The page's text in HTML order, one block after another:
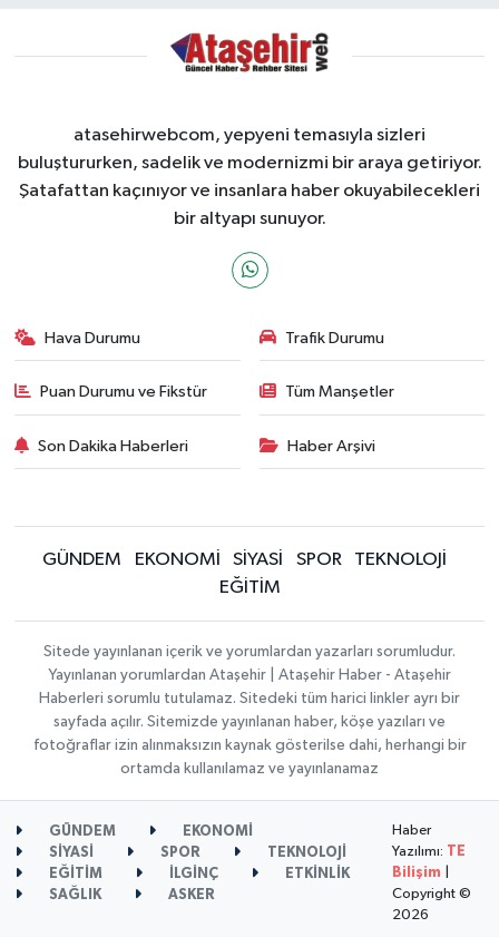
atasehirwebcom, yepyeni temasıyla sizleri
buluştururken, sadelik ve modernizmi bir araya getiriyor.
Şatafattan kaçınıyor ve insanlara haber okuyabilecekleri
bir altyapı sunuyor.
Hava Durumu Trafik Durumu
Puan Durumu ve Fikstür Tüm Manşetler
Son Dakika Haberleri Haber Arşivi
GÜNDEM EKONOMİ SİYASİ SPOR
TEKNOLOJİ
EĞİTİM
Sitede yayınlanan içerik ve yorumlardan yazarları sorumludur.
Yayınlanan yorumlardan Ataşehir | Ataşehir Haber - Ataşehir
Haberleri sorumlu tutulamaz. Sitedeki tüm harici linkler ayrı bir
sayfada açılır. Sitemizde yayınlanan haber, köşe yazıları ve
fotoğraflar izin alınmaksızın kaynak gösterilse dahi, herhangi bir
ortamda kullanılamaz ve yayınlanamaz
GÜNDEM
EKONOMİ
SİYASİ
SPOR
TEKNOLOJİ
EĞİTİM
İLGİNÇ
ETKİNLİK
SAĞLIK
ASKER
Haber
Yazılımı:
TE
Bilişim
Copyright ©
2026